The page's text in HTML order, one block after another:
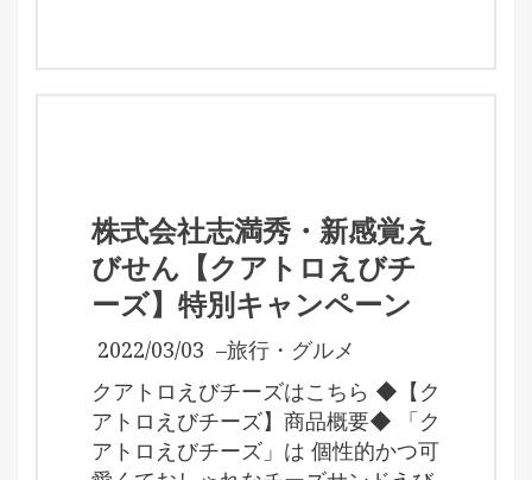
株式会社志満秀・新感覚え
びせん【クアトロえびチ
ーズ】特別キャンペーン
2022/03/03 –旅行・グルメ
クアトロえびチーズはこちら ◆【ク
アトロえびチーズ】商品概要◆ 「ク
アトロえびチーズ」は 個性的かつ可